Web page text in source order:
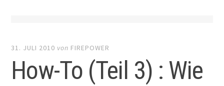
31. JULI 2010 von FIREPOWER
How-To (Teil 3) : Wie